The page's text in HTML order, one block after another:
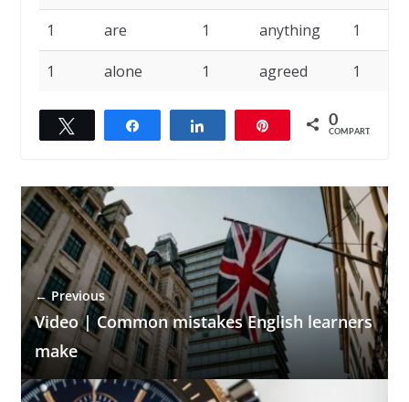
1 are 1 anything 1
1 alone 1 agreed 1
Compartilhar Compartilhar 0
COMPART.
← Previous
Video | Common mistakes English learners
make